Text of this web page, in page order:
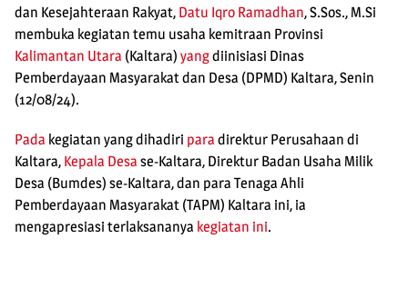
dan Kesejahteraan Rakyat, Datu Iqro Ramadhan, S.Sos., M.Si
membuka kegiatan temu usaha kemitraan Provinsi
Kalimantan Utara (Kaltara) yangdiinisiasi Dinas
Pemberdayaan Masyarakat dan Desa (DPMD) Kaltara, Senin
(12/08/24).
Pada kegiatan yang dihadiri para direktur Perusahaan di
Kaltara, Kepala Desa se-Kaltara, Direktur Badan Usaha Milik
Desa (Bumdes) se-Kaltara, dan para Tenaga Ahli
Pemberdayaan Masyarakat (TAPM) Kaltara ini, ia
mengapresiasi terlaksananya kegiatan ini.